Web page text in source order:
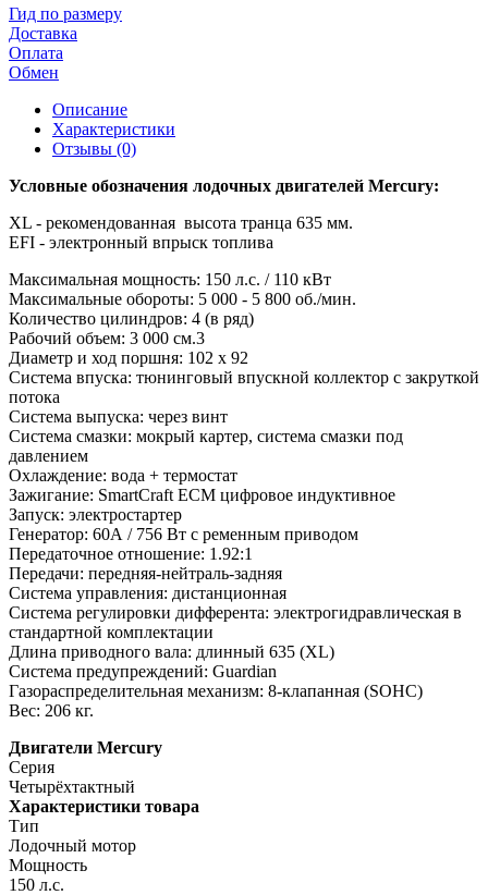
Гид по размеру
Доставка
Оплата
Обмен
Описание
Характеристики
Отзывы (0)
Условные обозначения лодочных двигателей Mercury:
XL - рекомендованная высота транца 635 мм.
EFI - электронный впрыск топлива
Максимальная мощность: 150 л.с. / 110 кВт
Максимальные обороты: 5 000 - 5 800 об./мин.
Количество цилиндров: 4 (в ряд)
Рабочий объем: 3 000 см.3
Диаметр и ход поршня: 102 x 92
Система впуска: тюнинговый впускной коллектор с закруткой
потока
Система выпуска: через винт
Система смазки: мокрый картер, система смазки под
давлением
Охлаждение: вода + термостат
Зажигание: SmartCraft ECM цифровое индуктивное
Запуск: электростартер
Генератор: 60А / 756 Вт с ременным приводом
Передаточное отношение: 1.92:1
Передачи: передняя-нейтраль-задняя
Система управления: дистанционная
Система регулировки дифферента: электрогидравлическая в
стандартной комплектации
Длина приводного вала: длинный 635 (XL)
Система предупреждений: Guardian
Газораспределительная механизм: 8-клапанная (SOHC)
Вес: 206 кг.
Двигатели Mercury
Серия
Четырёхтактный
Характеристики товара
Тип
Лодочный мотор
Мощность
150 л.с.